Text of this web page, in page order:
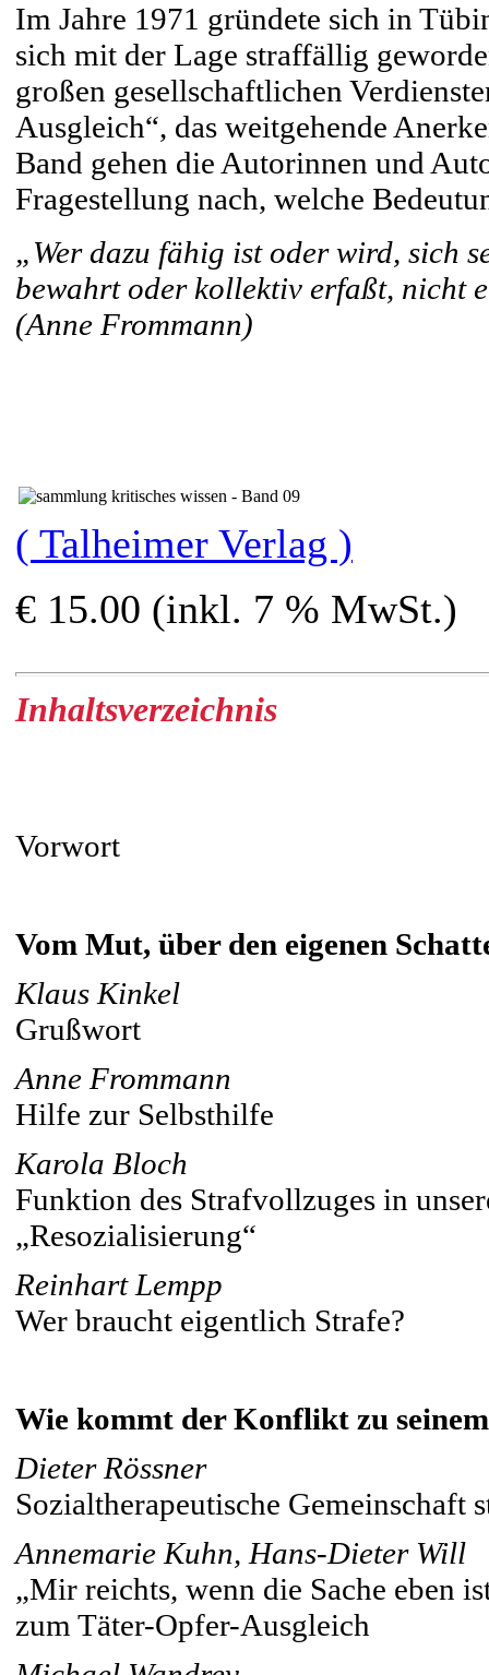
Im Jahre 1971 gründete sich in
sich mit der Lage straffällig
großen gesellschaftlichen
Ausgleich“, das weitgehende
Band gehen die Autorinnen und
Fragestellung nach, welche
„Wer dazu fähig ist oder wird, sich
bewahrt oder kollektiv erfaßt, nicht
(Anne Frommann)
( Talheimer Verlag )
€ 15.00 (inkl. 7 % MwSt.)
Inhaltsverzeichnis
Vorwort
Vom Mut, über den eigenen
Klaus Kinkel
Grußwort
Anne Frommann
Hilfe zur Selbsthilfe
Karola Bloch
Funktion des Strafvollzuges in
„Resozialisierung“
Reinhart Lempp
Wer braucht eigentlich Strafe?
Wie kommt der Konflikt zu
Dieter Rössner
Sozialtherapeutische Gemeinschaft
Annemarie Kuhn, Hans-Dieter Will
„Mir reichts, wenn die Sache eben
zum Täter-Opfer-Ausgleich